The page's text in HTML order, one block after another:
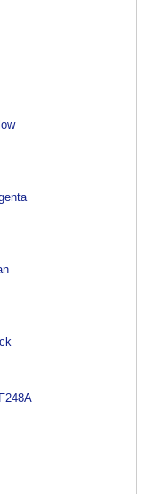
3554/ 3054SP/
5054/6054